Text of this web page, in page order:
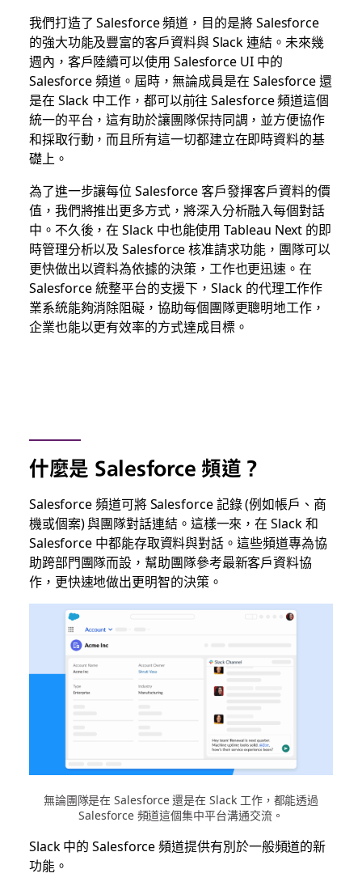
我們打造了 Salesforce 頻道，目的是將 Salesforce
的強大功能及豐富的客戶資料與 Slack 連結。未來幾
週內，客戶陸續可以使用 Salesforce UI 中的
Salesforce 頻道。屆時，無論成員是在 Salesforce 還
是在 Slack 中工作，都可以前往 Salesforce 頻道這個
統一的平台，這有助於讓團隊保持同調，並方便協作
和採取行動，而且所有這一切都建立在即時資料的基
礎上。
為了進一步讓每位 Salesforce 客戶發揮客戶資料的價
值，我們將推出更多方式，將深入分析融入每個對話
中。不久後，在 Slack 中也能使用 Tableau Next 的即
時管理分析以及 Salesforce 核准請求功能，團隊可以
更快做出以資料為依據的決策，工作也更迅速。在
Salesforce 統整平台的支援下，Slack 的代理工作作
業系統能夠消除阻礙，協助每個團隊更聰明地工作，
企業也能以更有效率的方式達成目標。
什麼是 Salesforce 頻道？
Salesforce 頻道可將 Salesforce 記錄 (例如帳戶、商
機或個案) 與團隊對話連結。這樣一來，在 Slack 和
Salesforce 中都能存取資料與對話。這些頻道專為協
助跨部門團隊而設，幫助團隊參考最新客戶資料協
作，更快速地做出更明智的決策。
無論團隊是在 Salesforce 還是在 Slack 工作，都能透過
Salesforce 頻道這個集中平台溝通交流。
Slack 中的 Salesforce 頻道提供有別於一般頻道的新
功能。